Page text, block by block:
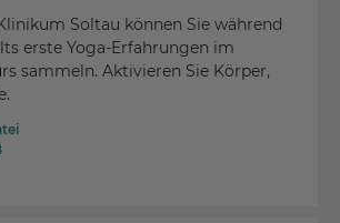
Soltau können Sie während
erste Yoga-Erfahrungen im
sammeln. Aktivieren Sie Körper,